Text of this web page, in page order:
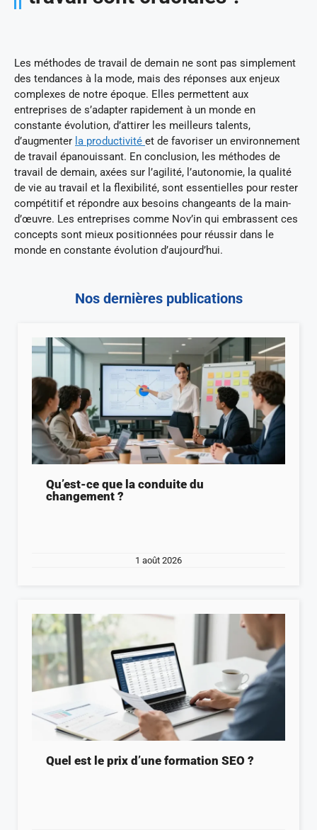
Les méthodes de travail de demain ne sont pas simplement
des tendances à la mode, mais des réponses aux enjeux
complexes de notre époque. Elles permettent aux
entreprises de s’adapter rapidement à un monde en
constante évolution, d’attirer les meilleurs talents,
d’augmenter la productivité et de favoriser un environnement
de travail épanouissant. En conclusion, les méthodes de
travail de demain, axées sur l’agilité, l’autonomie, la qualité
de vie au travail et la flexibilité, sont essentielles pour rester
compétitif et répondre aux besoins changeants de la main-
d’œuvre. Les entreprises comme Nov’in qui embrassent ces
concepts sont mieux positionnées pour réussir dans le
monde en constante évolution d’aujourd’hui.
Nos dernières publications
Qu’est-ce que la conduite du
changement ?
1 août 2026
Quel est le prix d’une formation SEO ?